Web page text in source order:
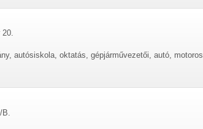
20.
autósiskola, oktatás, gépjárművezetői, autó, motoros